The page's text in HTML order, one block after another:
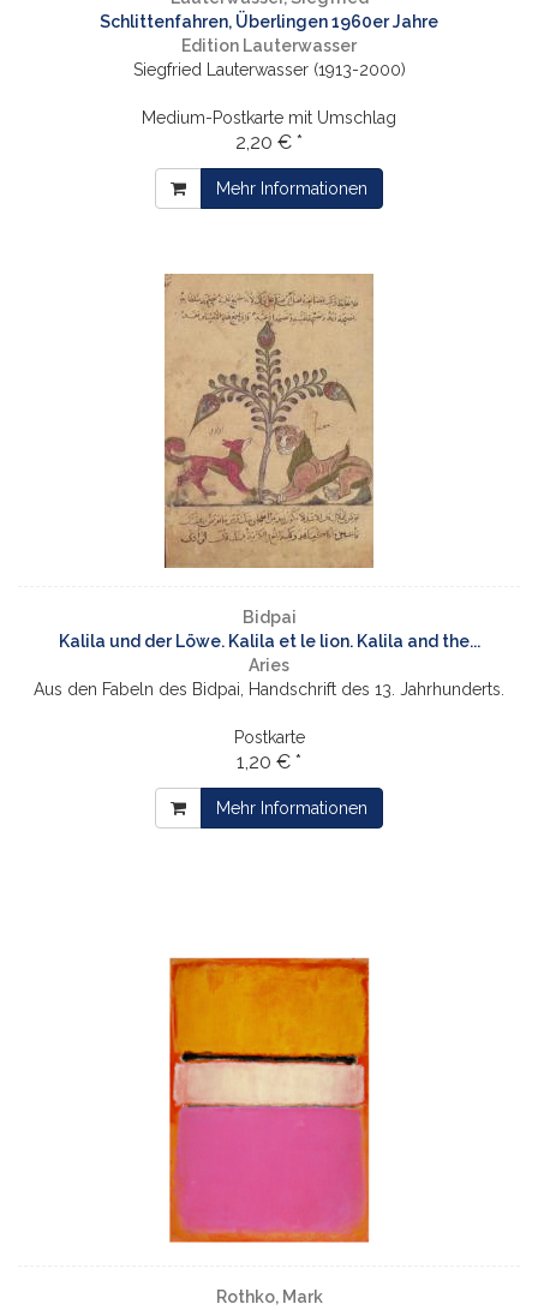
Schlittenfahren, Überlingen 1960er Jahre
Edition Lauterwasser
Siegfried Lauterwasser (1913-2000)
Medium-Postkarte mit Umschlag
2,20 € *
Mehr Informationen
Bidpai
Kalila und der Löwe. Kalila et le lion. Kalila and the...
Aries
Aus den Fabeln des Bidpai, Handschrift des 13. Jahrhunderts.
Postkarte
1,20 € *
Mehr Informationen
Rothko, Mark